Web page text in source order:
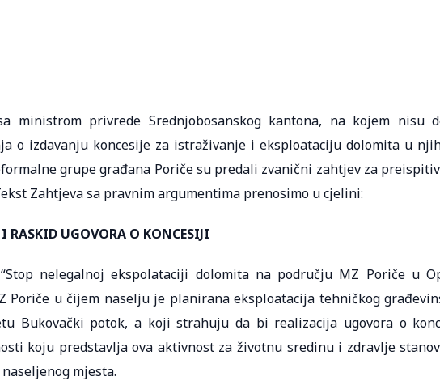
ministrom privrede Srednjobosanskog kantona, na kojem nisu
o izdavanju koncesije za istraživanje i eksploataciju dolomita u
grupe građana Poriče su predali zvanični zahtjev za
Zahtjeva sa pravnim argumentima prenosimo u cjelini:
RASKID UGOVORA O KONCESIJI
nelegalnoj ekspolataciji dolomita na području MZ Poriče u
Poriče u čijem naselju je planirana eksploatacija tehničkog
Bukovački potok, a koji strahuju da bi realizacija ugovora o
koju predstavlja ova aktivnost za životnu sredinu i zdravlje
mjesta.